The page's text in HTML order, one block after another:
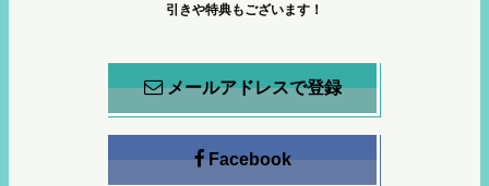
引きや特典もございます！
メールアドレスで登録
Facebook